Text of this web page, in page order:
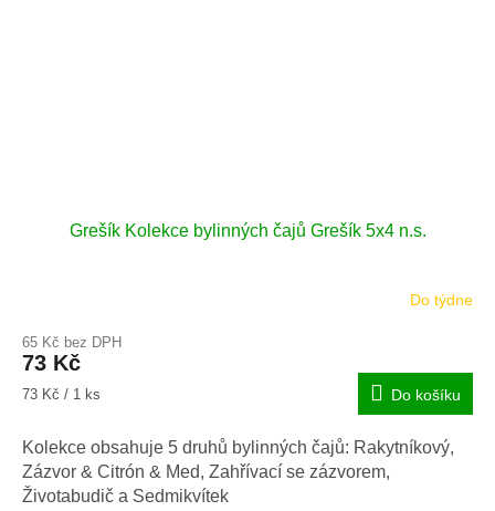
Grešík Kolekce bylinných čajů Grešík 5x4 n.s.
Do týdne
65 Kč bez DPH
73 Kč
Měrná
73 Kč / 1 ks Do košíku
Kolekce obsahuje 5 druhů bylinných čajů: Rakytníkový,
Zázvor & Citrón & Med, Zahřívací se zázvorem,
Životabudič a Sedmikvítek